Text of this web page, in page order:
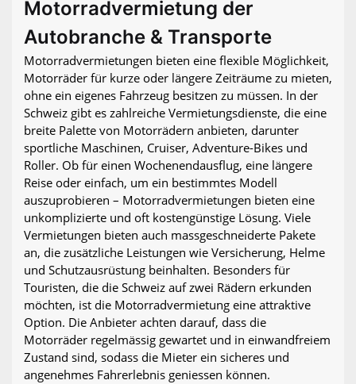
Motorradvermietung der
Autobranche & Transporte
Motorradvermietungen bieten eine flexible Möglichkeit,
Motorräder für kurze oder längere Zeiträume zu mieten,
ohne ein eigenes Fahrzeug besitzen zu müssen. In der
Schweiz gibt es zahlreiche Vermietungsdienste, die eine
breite Palette von Motorrädern anbieten, darunter
sportliche Maschinen, Cruiser, Adventure-Bikes und
Roller. Ob für einen Wochenendausflug, eine längere
Reise oder einfach, um ein bestimmtes Modell
auszuprobieren – Motorradvermietungen bieten eine
unkomplizierte und oft kostengünstige Lösung. Viele
Vermietungen bieten auch massgeschneiderte Pakete
an, die zusätzliche Leistungen wie Versicherung, Helme
und Schutzausrüstung beinhalten. Besonders für
Touristen, die die Schweiz auf zwei Rädern erkunden
möchten, ist die Motorradvermietung eine attraktive
Option. Die Anbieter achten darauf, dass die
Motorräder regelmässig gewartet und in einwandfreiem
Zustand sind, sodass die Mieter ein sicheres und
angenehmes Fahrerlebnis geniessen können.